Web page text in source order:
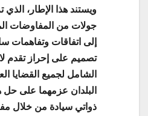
ويستند هذا الإطار،
جولات من المفاوضات
إلى اتفاقات وتفاهمات
تصميم على إحراز تقدم
الشامل لجميع القضايا
البلدان عزمهما على حل
ذواتي سيادة من خلال